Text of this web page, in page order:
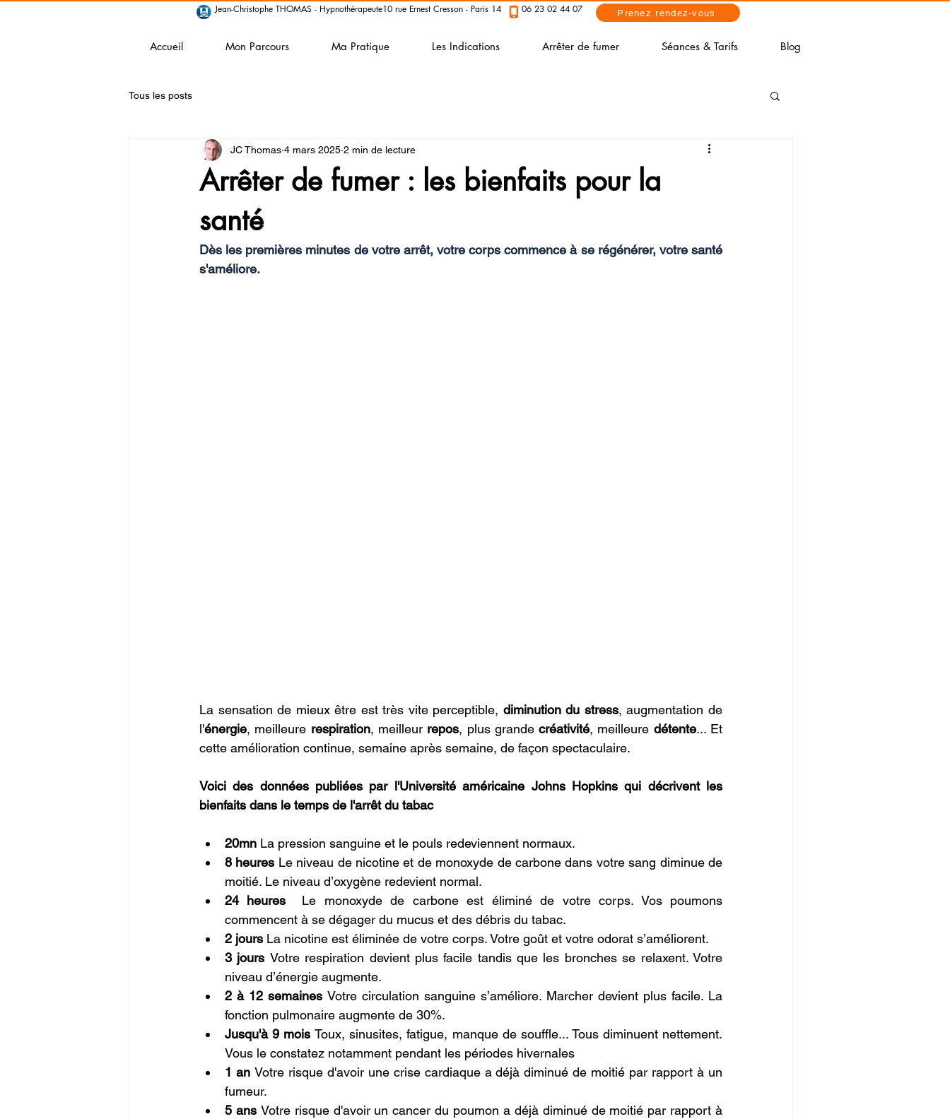
Jean-Christophe THOMAS - Hypnothérapeute10 rue Ernest Cresson - Paris 14 06 23 02 44 07 Prenez rendez-vous
Accueil Mon Parcours Ma Pratique Les Indications Arrêter de fumer Séances & Tarifs Blog
Tous les posts
Arrêter de fumer : les bienfaits pour la
santé
JC Thomas 4 mars 2025 2 min de lecture
Dès les premières minutes de votre arrêt, votre corps commence à se régénérer, votre santé
s'améliore.
La sensation de mieux être est très vite perceptible, diminution du stress, augmentation de
l'énergie, meilleure respiration, meilleur repos, plus grande créativité, meilleure détente... Et
cette amélioration continue, semaine après semaine, de façon spectaculaire.
Voici des données publiées par l'Université américaine Johns Hopkins qui décrivent les
bienfaits dans le temps de l'arrêt du tabac
​20mn La pression sanguine et le pouls redeviennent normaux.
8 heures Le niveau de nicotine et de monoxyde de carbone dans votre sang diminue de
moitié. Le niveau d’oxygène redevient normal.
24 heures Le monoxyde de carbone est éliminé de votre corps. Vos poumons
commencent à se dégager du mucus et des débris du tabac.
2 jours La nicotine est éliminée de votre corps. Votre goût et votre odorat s’améliorent.
3 jours Votre respiration devient plus facile tandis que les bronches se relaxent. Votre
niveau d’énergie augmente.
2 à 12 semaines Votre circulation sanguine s’améliore. Marcher devient plus facile. La
fonction pulmonaire augmente de 30%.
Jusqu'à 9 mois Toux, sinusites, fatigue, manque de souffle... Tous diminuent nettement.
Vous le constatez notamment pendant les périodes hivernales
1 an Votre risque d'avoir une crise cardiaque a déjà diminué de moitié par rapport à un
fumeur.
5 ans Votre risque d'avoir un cancer du poumon a déjà diminué de moitié par rapport à